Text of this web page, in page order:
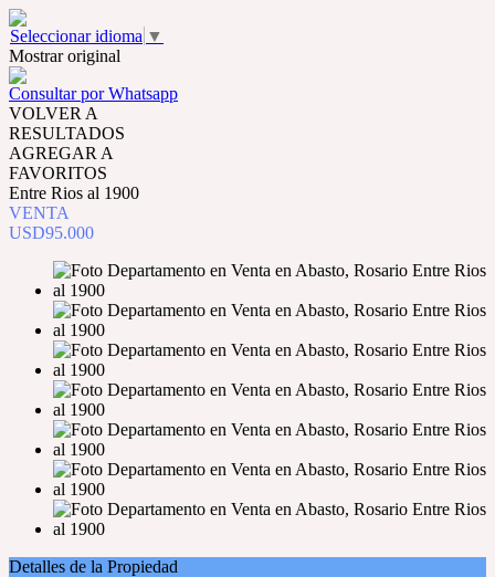
Seleccionar idioma ▼
Mostrar original
Consultar por Whatsapp
VOLVER A
RESULTADOS
AGREGAR A
FAVORITOS
Entre Rios al 1900
VENTA
USD95.000
Detalles de la Propiedad